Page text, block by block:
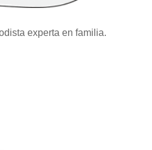
experta en familia.